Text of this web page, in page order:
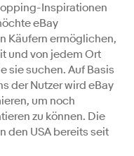
Inspirationen
eBay
Käufern ermöglichen,
und von jedem Ort
sie suchen. Auf Basis
der Nutzer wird eBay
um noch
zu können. Die
den USA bereits seit